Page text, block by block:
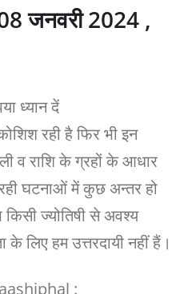
जनवरी 2024 ,
ध्यान दें
रही है फिर भी इन
व राशि के ग्रहों के आधार
घटनाओं में कुछ अन्तर हो
ज्योतिषी से अवश्य
के लिए हम उत्तरदायी नहीं हैं।
: